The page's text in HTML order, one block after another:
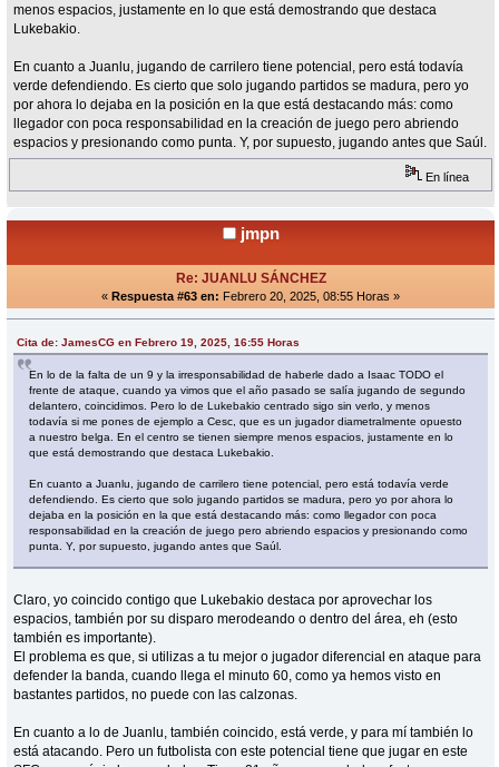
menos espacios, justamente en lo que está demostrando que destaca
Lukebakio.
En cuanto a Juanlu, jugando de carrilero tiene potencial, pero está todavía
verde defendiendo. Es cierto que solo jugando partidos se madura, pero yo
por ahora lo dejaba en la posición en la que está destacando más: como
llegador con poca responsabilidad en la creación de juego pero abriendo
espacios y presionando como punta. Y, por supuesto, jugando antes que Saúl.
En línea
jmpn
Re: JUANLU SÁNCHEZ
« Respuesta #63 en: Febrero 20, 2025, 08:55 Horas »
Cita de: JamesCG en Febrero 19, 2025, 16:55 Horas
En lo de la falta de un 9 y la irresponsabilidad de haberle dado a Isaac TODO el
frente de ataque, cuando ya vimos que el año pasado se salía jugando de segundo
delantero, coincidimos. Pero lo de Lukebakio centrado sigo sin verlo, y menos
todavía si me pones de ejemplo a Cesc, que es un jugador diametralmente opuesto
a nuestro belga. En el centro se tienen siempre menos espacios, justamente en lo
que está demostrando que destaca Lukebakio.
En cuanto a Juanlu, jugando de carrilero tiene potencial, pero está todavía verde
defendiendo. Es cierto que solo jugando partidos se madura, pero yo por ahora lo
dejaba en la posición en la que está destacando más: como llegador con poca
responsabilidad en la creación de juego pero abriendo espacios y presionando como
punta. Y, por supuesto, jugando antes que Saúl.
Claro, yo coincido contigo que Lukebakio destaca por aprovechar los
espacios, también por su disparo merodeando o dentro del área, eh (esto
también es importante).
El problema es que, si utilizas a tu mejor o jugador diferencial en ataque para
defender la banda, cuando llega el minuto 60, como ya hemos visto en
bastantes partidos, no puede con las calzonas.
En cuanto a lo de Juanlu, también coincido, está verde, y para mí también lo
está atacando. Pero un futbolista con este potencial tiene que jugar en este